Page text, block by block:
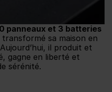
panneaux et 3 batteries
sa maison en
il produit et
gagne en liberté et
sérénité.